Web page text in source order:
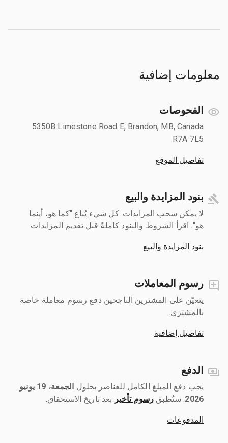
معلومات إضافية
الفحوصات
5350B Limestone Road E, Brandon, MB, Canada
R7A 7L5
تفاصيل الموقع
بنود المزايدة والبيع
لا يمكن سحب المزايدات. كل شيء يُباع "كما هو، أينما
هو". اقرأ الشروط والبنود كاملةً قبل تقديم المزايدات.
بنود المزايدة والبيع
رسوم المعاملات
يتعيّن على المشترين الناجحين دفع رسوم معاملة خاصة
بالمشتري.
تفاصيل إضافية
الدفع
يجب دفع المبلغ الكامل للعناصر بحلول ‎
الجمعة، 19 يونيو
2026
رسوم تأخير بعد تاريخ الاستحقاق.
المدفوعات